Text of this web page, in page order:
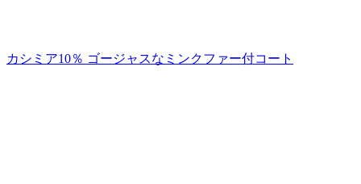
カシミア10％ ゴージャスなミンクファー付コート